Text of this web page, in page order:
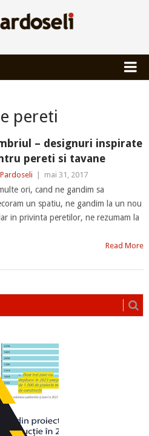
pereti
– designuri inspirate
pereti si tavane
mai 31, 2017
ori, cand ne gandim sa
un spatiu, ne gandim la un nou
in privinta peretilor, ne rezumam la
Read More